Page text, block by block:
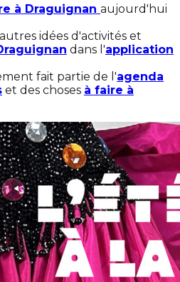
à Draguignan aujourd'hui
idées d'activités et
dans l'application
fait partie de l'agenda
et des choses à faire à